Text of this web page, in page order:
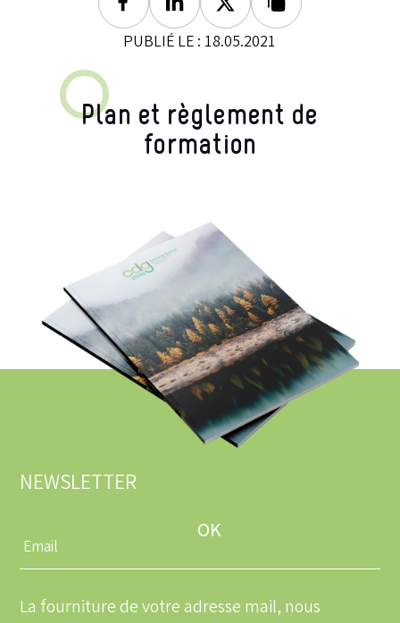
FacebookLinkedinTwitterLien copié
PUBLIÉ LE : 18.05.2021
Plan et règlement de
formation
NEWSLETTER
Entrez
une
email
La fourniture de votre adresse mail, nous